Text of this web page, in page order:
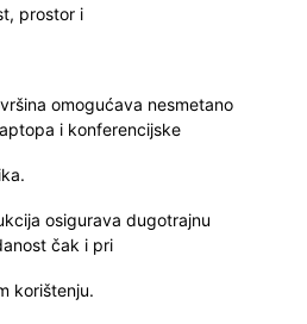
prostor i
omogućava nesmetano
i konferencijske
osigurava dugotrajnu
čak i pri
korištenju.